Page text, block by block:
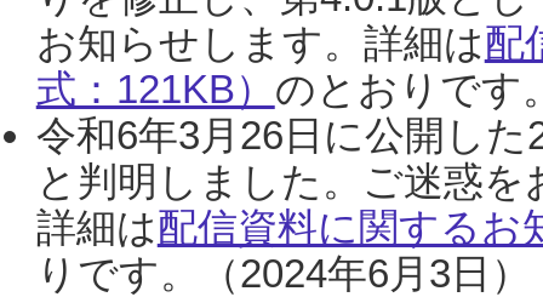
お知らせします。詳細は配
式：121KB） のとおりです
令和6年3月26日に公開し
と判明しました。ご迷惑
詳細は配信資料に関するお
りです。（2024年6月3日）